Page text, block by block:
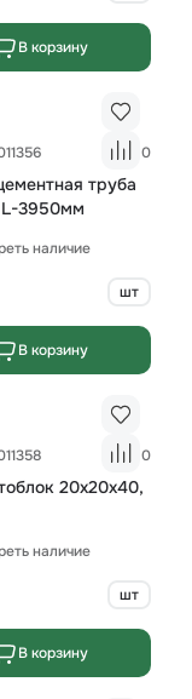
В корзину
0
труба
3950мм
наличие
шт
В корзину
0
20х20х40,
наличие
шт
В корзину